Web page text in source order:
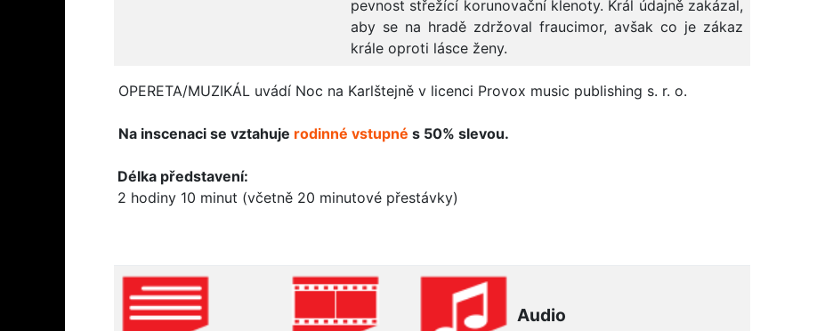
pevnost střežící korunovační klenoty. Král údajně zakázal,
aby se na hradě zdržoval fraucimor, avšak co je zákaz
krále oproti lásce ženy.
OPERETA/MUZIKÁL uvádí Noc na Karlštejně v licenci Provox music publishing s. r. o.
Na inscenaci se vztahuje rodinné vstupné s 50% slevou.
Délka představení:
2 hodiny 10 minut (včetně 20 minutové přestávky)
Audio